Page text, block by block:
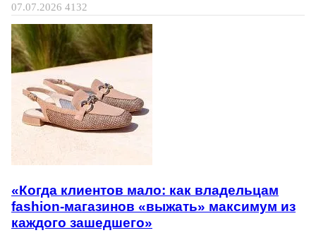
07.07.2026 4132
«Когда клиентов мало: как владельцам
fashion-магазинов «выжать» максимум из
каждого зашедшего»